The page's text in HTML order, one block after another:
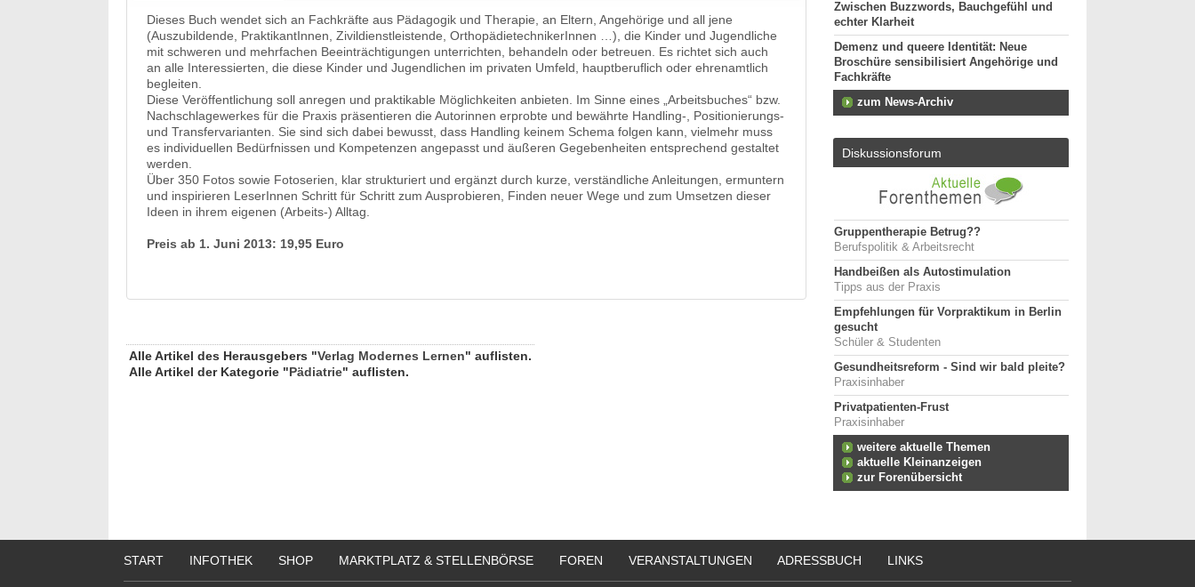
Dieses Buch wendet sich an Fachkräfte aus Pädagogik und Therapie, an Eltern, Angehörige und all jene
(Auszubildende, PraktikantInnen, Zivildienstleistende, OrthopädietechnikerInnen …), die Kinder und Jugendliche
mit schweren und mehrfachen Beeinträchtigungen unterrichten, behandeln oder betreuen. Es richtet sich auch
an alle Interessierten, die diese Kinder und Jugendlichen im privaten Umfeld, hauptberuflich oder ehrenamtlich
begleiten.
Diese Veröffentlichung soll anregen und praktikable Möglichkeiten anbieten. Im Sinne eines „Arbeitsbuches“ bzw.
Nachschlagewerkes für die Praxis präsentieren die Autorinnen erprobte und bewährte Handling-, Positionierungs-
und Transfervarianten. Sie sind sich dabei bewusst, dass Handling keinem Schema folgen kann, vielmehr muss
es individuellen Bedürfnissen und Kompetenzen angepasst und äußeren Gegebenheiten entsprechend gestaltet
werden.
Über 350 Fotos sowie Fotoserien, klar strukturiert und ergänzt durch kurze, verständliche Anleitungen, ermuntern
und inspirieren LeserInnen Schritt für Schritt zum Ausprobieren, Finden neuer Wege und zum Umsetzen dieser
Ideen in ihrem eigenen (Arbeits-) Alltag.
Preis ab 1. Juni 2013: 19,95 Euro
Alle Artikel des Herausgebers "Verlag Modernes Lernen" auflisten.
Alle Artikel der Kategorie "Pädiatrie" auflisten.
Zwischen Buzzwords, Bauchgefühl und
echter Klarheit
Demenz und queere Identität: Neue
Broschüre sensibilisiert Angehörige und
Fachkräfte
zum News-Archiv
Diskussionsforum
Gruppentherapie Betrug??
Berufspolitik & Arbeitsrecht
Handbeißen als Autostimulation
Tipps aus der Praxis
Empfehlungen für Vorpraktikum in Berlin
gesucht
Schüler & Studenten
Gesundheitsreform - Sind wir bald pleite?
Praxisinhaber
Privatpatienten-Frust
Praxisinhaber
weitere aktuelle Themen
aktuelle Kleinanzeigen
zur Forenübersicht
START INFOTHEK SHOP MARKTPLATZ & STELLENBÖRSE FOREN VERANSTALTUNGEN ADRESSBUCH LINKS